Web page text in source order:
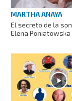
MARTHA ANAYA
El secreto de la
Elena Poniatowska